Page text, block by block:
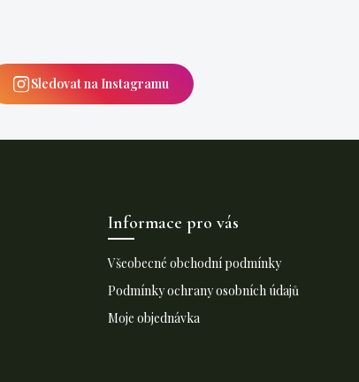
Sledovat na Instagramu
Informace pro vás
Všeobecné obchodní podmínky
Podmínky ochrany osobních údajů
Moje objednávka